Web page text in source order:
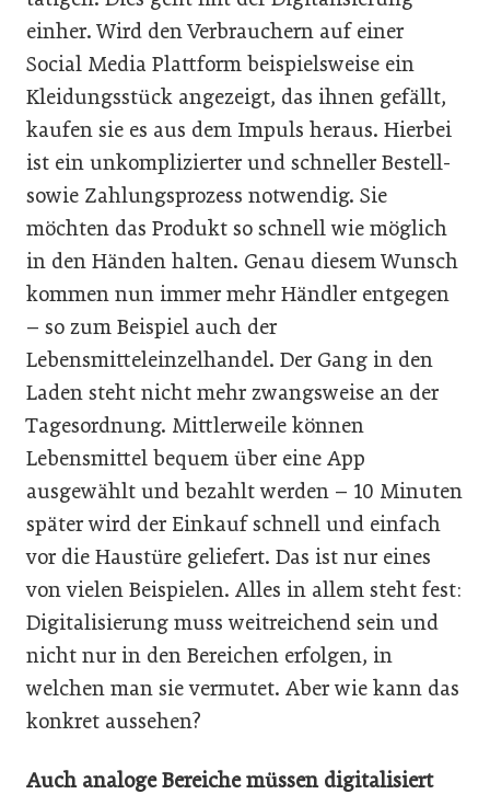
einher. Wird den Verbrauchern auf einer
Social Media Plattform beispielsweise ein
Kleidungsstück angezeigt, das ihnen gefällt,
kaufen sie es aus dem Impuls heraus. Hierbei
ist ein unkomplizierter und schneller Bestell-
sowie Zahlungsprozess notwendig. Sie
möchten das Produkt so schnell wie möglich
in den Händen halten. Genau diesem Wunsch
kommen nun immer mehr Händler entgegen
– so zum Beispiel auch der
Lebensmitteleinzelhandel. Der Gang in den
Laden steht nicht mehr zwangsweise an der
Tagesordnung. Mittlerweile können
Lebensmittel bequem über eine App
ausgewählt und bezahlt werden – 10 Minuten
später wird der Einkauf schnell und einfach
vor die Haustüre geliefert. Das ist nur eines
von vielen Beispielen. Alles in allem steht fest:
Digitalisierung muss weitreichend sein und
nicht nur in den Bereichen erfolgen, in
welchen man sie vermutet. Aber wie kann das
konkret aussehen?
Auch analoge Bereiche müssen digitalisiert